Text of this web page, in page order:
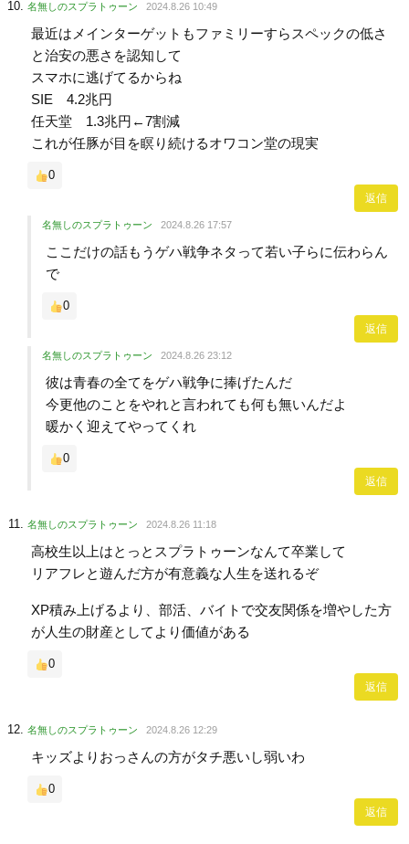
名無しのスプラトゥーン 2024.8.26 10:49
最近はメインターゲットもファミリーすらスペックの低さ
と治安の悪さを認知して
スマホに逃げてるからね
SIE 4.2兆円
任天堂 1.3兆円←7割減
これが任豚が目を瞑り続けるオワコン堂の現実
0
返信
名無しのスプラトゥーン 2024.8.26 17:57
ここだけの話もうゲハ戦争ネタって若い子らに伝わらん
で
0
返信
名無しのスプラトゥーン 2024.8.26 23:12
彼は青春の全てをゲハ戦争に捧げたんだ
今更他のことをやれと言われても何も無いんだよ
暖かく迎えてやってくれ
0
返信
名無しのスプラトゥーン 2024.8.26 11:18
高校生以上はとっとスプラトゥーンなんて卒業して
リアフレと遊んだ方が有意義な人生を送れるぞ
XP積み上げるより、部活、バイトで交友関係を増やした方
が人生の財産としてより価値がある
0
返信
名無しのスプラトゥーン 2024.8.26 12:29
キッズよりおっさんの方がタチ悪いし弱いわ
0
返信